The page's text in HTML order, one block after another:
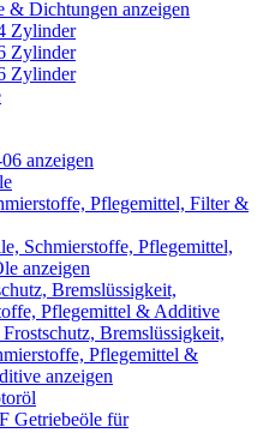
& Dichtungen anzeigen
Zylinder
Zylinder
Zylinder
anzeigen
Pflegemittel, Filter &
Schmierstoffe, Pflegemittel,
anzeigen
Bremslüssigkeit,
Pflegemittel & Additive
Bremslüssigkeit,
Pflegemittel &
anzeigen
Getriebeöle für